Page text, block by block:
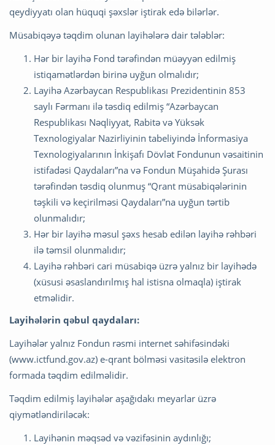
qeydiyyatı olan hüquqi şəxslər iştirak edə bilərlər.
Müsabiqəyə təqdim olunan layihələrə dair tələblər:
Hər bir layihə Fond tərəfindən müəyyən edilmiş
istiqamətlərdən birinə uyğun olmalıdır;
Layihə Azərbaycan Respublikası Prezidentinin 853
saylı Fərmanı ilə təsdiq edilmiş “Azərbaycan
Respublikası Nəqliyyat, Rabitə və Yüksək
Texnologiyalar Nazirliyinin tabeliyində İnformasiya
Texnologiyalarının İnkişafı Dövlət Fondunun vəsaitinin
istifadəsi Qaydaları”na və Fondun Müşahidə Şurası
tərəfindən təsdiq olunmuş “Qrant müsabiqələrinin
təşkili və keçirilməsi Qaydaları”na uyğun tərtib
olunmalıdır;
Hər bir layihə məsul şəxs hesab edilən layihə rəhbəri
ilə təmsil olunmalıdır;
Layihə rəhbəri cari müsabiqə üzrə yalnız bir layihədə
(xüsusi əsaslandırılmış hal istisna olmaqla) iştirak
etməlidir.
Layihələrin qəbul qaydaları:
Layihələr yalnız Fondun rəsmi internet səhifəsindəki
(www.ictfund.gov.az) e-qrant bölməsi vasitəsilə elektron
formada təqdim edilməlidir.
Təqdim edilmiş layihələr aşağıdakı meyarlar üzrə
qiymətləndiriləcək:
Layihənin məqsəd və vəzifəsinin aydınlığı;